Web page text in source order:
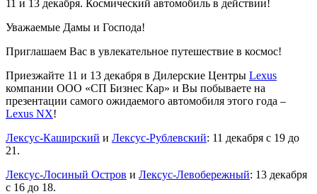
11 и 13 декабря. Космический автомобиль в действии!
Уважаемые Дамы и Господа!
Приглашаем Вас в увлекательное путешествие в космос!
Приезжайте 11 и 13 декабря в Дилерские Центры Lexus
компании ООО «СП Бизнес Кар» и Вы побываете на
презентации самого ожидаемого автомобиля этого года –
Lexus NX!
Лексус-Каширский и Лексус-Рублевский: 11 декабря с 19 до
21.
Лексус-Лосиный Остров и Лексус-Левобережный: 13 декабря
с 16 до 18.